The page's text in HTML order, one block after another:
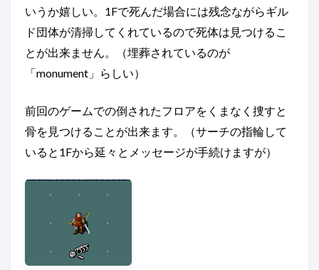
いうか嬉しい。1Fで死んだ場合には残念ながらギル
ド団体が清掃してくれているので死体は見つけるこ
とが出来ません。（埋葬されているのが
「monument」らしい）
前回のゲームでの倒されたフロアをくまなく捜すと
骨を見つけることが出来ます。（サーチの指輪して
いると1Fから延々とメッセージが手続けますが）